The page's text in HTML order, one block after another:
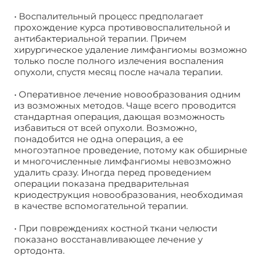
• Воспалительный процесс предполагает
прохождение курса противовоспалительной и
антибактериальной терапии. Причем
хирургическое удаление лимфангиомы возможно
только после полного излечения воспаления
опухоли, спустя месяц после начала терапии.
• Оперативное лечение новообразования одним
из возможных методов. Чаще всего проводится
стандартная операция, дающая возможность
избавиться от всей опухоли. Возможно,
понадобится не одна операция, а ее
многоэтапное проведение, потому как обширные
и многочисленные лимфангиомы невозможно
удалить сразу. Иногда перед проведением
операции показана предварительная
криодеструкция новообразования, необходимая
в качестве вспомогательной терапии.
• При повреждениях костной ткани челюсти
показано восстанавливающее лечение у
ортодонта.